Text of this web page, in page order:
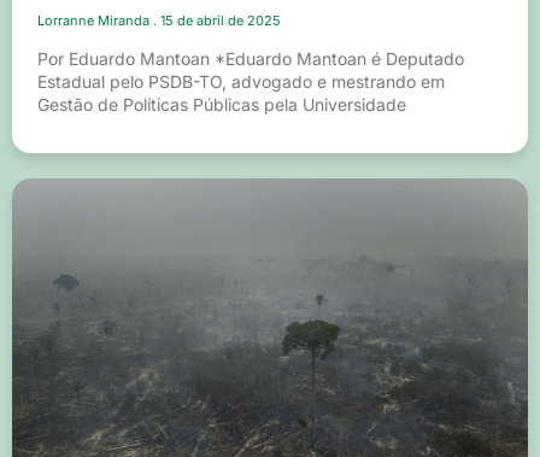
Lorranne Miranda 15 de abril de 2025
Por Eduardo Mantoan *Eduardo Mantoan é Deputado
Estadual pelo PSDB-TO, advogado e mestrando em
Gestão de Políticas Públicas pela Universidade